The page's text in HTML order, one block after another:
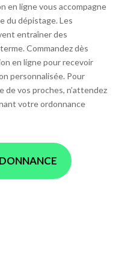
en ligne vous accompagne
du dépistage. Les
entraîner des
Commandez dès
en ligne pour recevoir
personnalisée. Pour
vos proches, n’attendez
votre ordonnance